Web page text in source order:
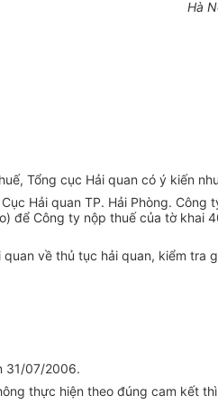
Hà
Tổng cục Hải quan có ý kiến
Hải quan TP. Hải Phòng. Công
để Công ty nộp thuế của tờ khai
về thủ tục hải quan, kiểm tra
31/07/2006.
thực hiện theo đúng cam kết